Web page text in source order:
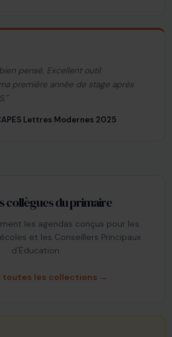
pensé. Excellent outil
première année de stage après
Lettres Modernes 2025
collègues du primaire
les agendas conçus pour les
et les Conseillers Principaux
d'Éducation.
toutes les collections →